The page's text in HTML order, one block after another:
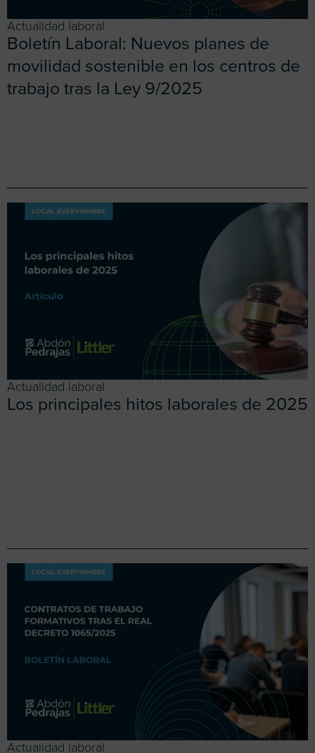
Actualidad laboral
Boletín Laboral: Nuevos planes de
movilidad sostenible en los centros de
trabajo tras la Ley 9/2025
Actualidad laboral
Los principales hitos laborales de 2025
Actualidad laboral